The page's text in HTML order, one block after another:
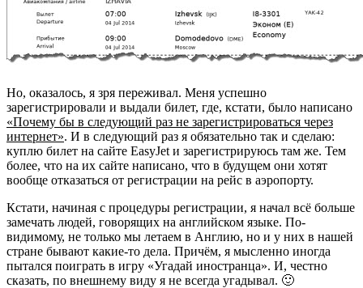
Но, оказалось, я зря переживал. Меня успешно
зарегистрировали и выдали билет, где, кстати, было написано
«Почему бы в следующий раз не зарегистрироваться через
интернет». И в следующий раз я обязательно так и сделаю:
куплю билет на сайте EasyJet и зарегистрируюсь там же. Тем
более, что на их сайте написано, что в будущем они хотят
вообще отказаться от регистрации на рейс в аэропорту.
Кстати, начиная с процедуры регистрации, я начал всё больше
замечать людей, говорящих на английском языке. По-
видимому, не только мы летаем в Англию, но и у них в нашей
стране бывают какие-то дела. Причём, я мысленно иногда
пытался поиграть в игру «Угадай иностранца». И, честно
сказать, по внешнему виду я не всегда угадывал. 🙂